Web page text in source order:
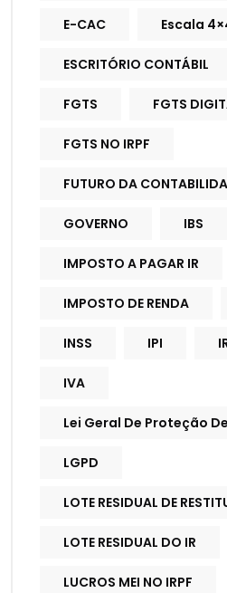
E-CAC Escala
ESCRITÓRIO CONTÁBIL
FGTS FGTS
FGTS NO IRPF
FUTURO DA
GOVERNO IBS
IMPOSTO A PAGAR IR
IMPOSTO DE RENDA
INSS IPI
IVA
Lei Geral De Proteção
LGPD
LOTE RESIDUAL DE
LOTE RESIDUAL DO IR
LUCROS MEI NO IRPF